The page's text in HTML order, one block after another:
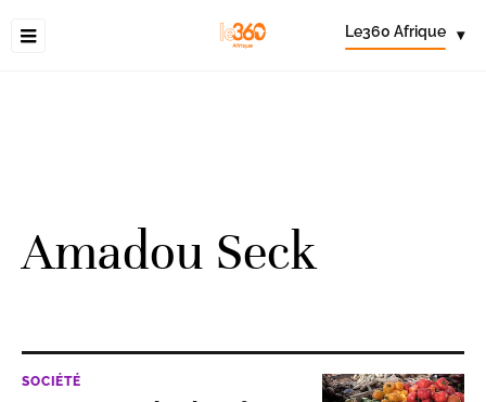
Le360 Afrique ▾
Amadou Seck
SOCIÉTÉ